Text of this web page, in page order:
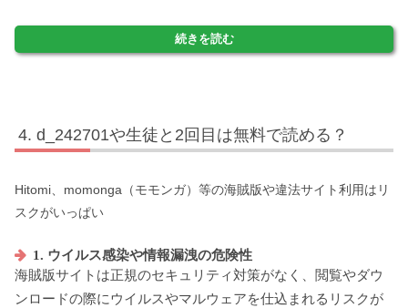
続きを読む
d_242701や生徒と2回目は無料で読める？
Hitomi、momonga（モモンガ）等の海賊版や違法サイト利用はリ
スクがいっぱい
1. ウイルス感染や情報漏洩の危険性
海賊版サイトは正規のセキュリティ対策がなく、閲覧やダウ
ンロードの際にウイルスやマルウェアを仕込まれるリスクが